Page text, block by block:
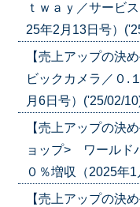
ｔｗａｙ／サービ
25年2月13日号）
【売上アップの
ビックカメラ／０.
月6日号）('25/02/
【売上アップの決
ョップ> ワールド
０％増収（2025年
【売上アップの決